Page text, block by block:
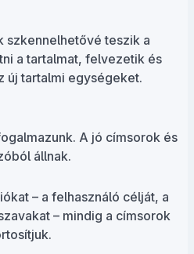
szkennelhetővé teszik a
a tartalmat, felvezetik és
új tartalmi egységeket.
A jó címsorok és
állnak.
– a felhasználó célját, a
– mindig a címsorok